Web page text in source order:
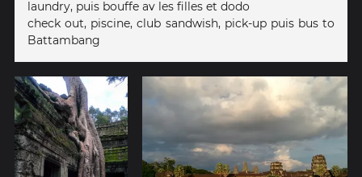
laundry, puis bouffe av les filles et dodo
check out, piscine, club sandwish, pick-up puis bus to
Battambang